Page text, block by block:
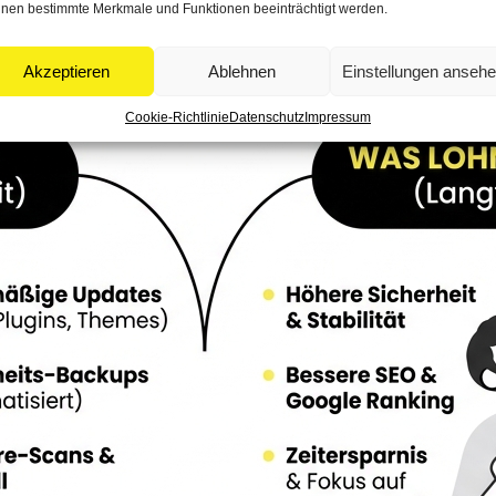
bestimmte Merkmale und Funktionen beeinträchtigt werden.
Akzeptieren Ablehnen Einstellungen
Cookie-Richtlinie DatenschutzImpressum